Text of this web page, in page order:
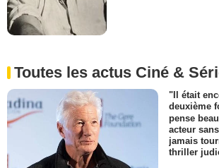
Toutes les actus Ciné &
"Il était
deuxième
pense
acteur
jamais
thriller